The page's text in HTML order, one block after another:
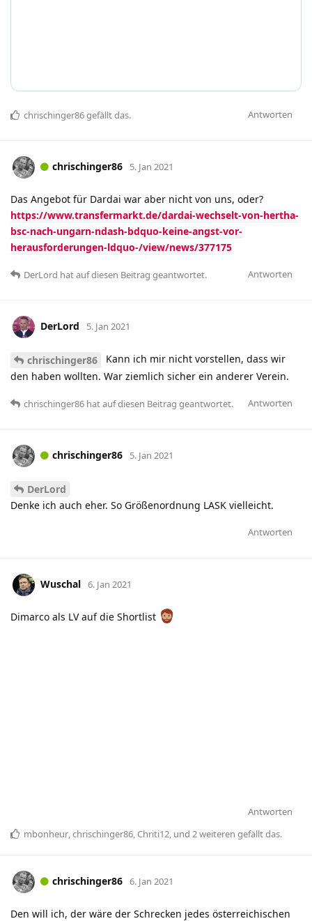
Antworten
chrischinger86gefällt das.
chrischinger86 5. Jan 2021
Das Angebot für Dardai war aber nicht von uns, oder?
https://www.transfermarkt.de/dardai-wechselt-von-hertha-
bsc-nach-ungarn-ndash-bdquo-keine-angst-vor-
herausforderungen-ldquo-/view/news/377175
Antworten
DerLord hatauf diesen Beitrag geantwortet.
DerLord 5. Jan 2021
chrischinger86
Kann ich mir nicht vorstellen, dass wir
den haben wollten. War ziemlich sicher ein anderer Verein.
Antworten
chrischinger86 hatauf diesen Beitrag geantwortet.
chrischinger86 5. Jan 2021
DerLord
Denke ich auch eher. So Größenordnung LASK vielleicht.
Antworten
Wuschal 6. Jan 2021
Dimarco als LV auf die Shortlist
Antworten
mbonheur,chrischinger86, Chriti12, und 2weiteren gefällt das.
chrischinger86 6. Jan 2021
Den will ich, der wäre der Schrecken jedes österreichischen